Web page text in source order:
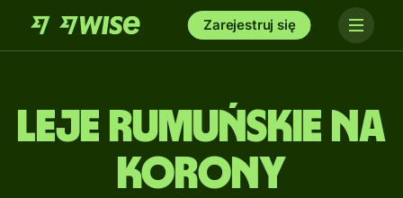
Zarejestruj się
Leje rumuńskie na
Korony